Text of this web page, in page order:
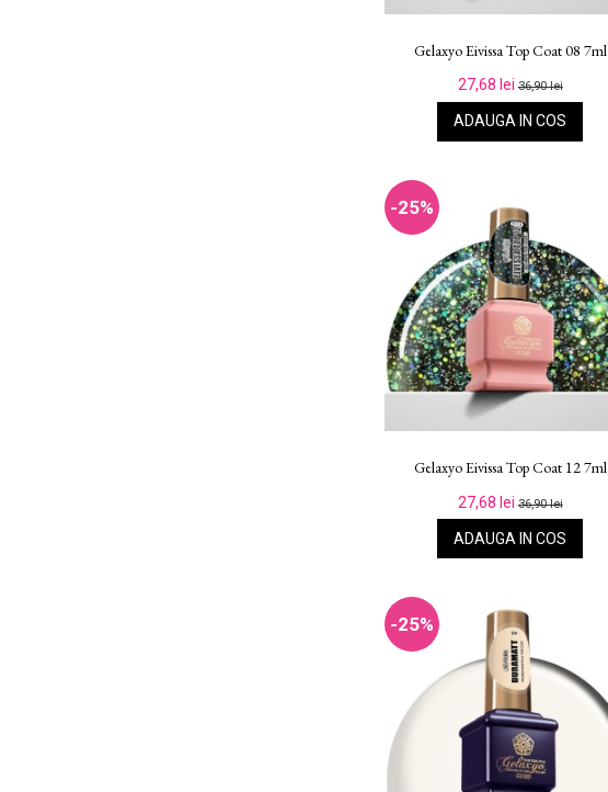
Gelaxyo Eivissa Top Coat 08 7ml
27,68 lei36,90 lei
ADAUGA IN COS
-25%
Gelaxyo Eivissa Top Coat 12 7ml
27,68 lei36,90 lei
ADAUGA IN COS
-25%